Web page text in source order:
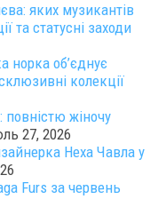
яких музикантів
та статусні заходи
норка об’єднує
колекції
повністю жіночу
27, 2026
Неха Чавла у
Furs за червень